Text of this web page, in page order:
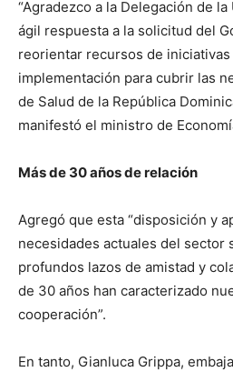
“Agradezco a la Delegación de
ágil respuesta a la solicitud del
reorientar recursos de
implementación para cubrir las
de Salud de la República
manifestó el ministro de
Más de 30 años de relación
Agregó que esta “disposición y
necesidades actuales del sector
profundos lazos de amistad y
de 30 años han caracterizado
cooperación”.
En tanto, Gianluca Grippa,